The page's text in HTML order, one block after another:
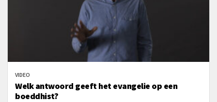
VIDEO
Welk antwoord geeft het evangelie op een
boeddhist?